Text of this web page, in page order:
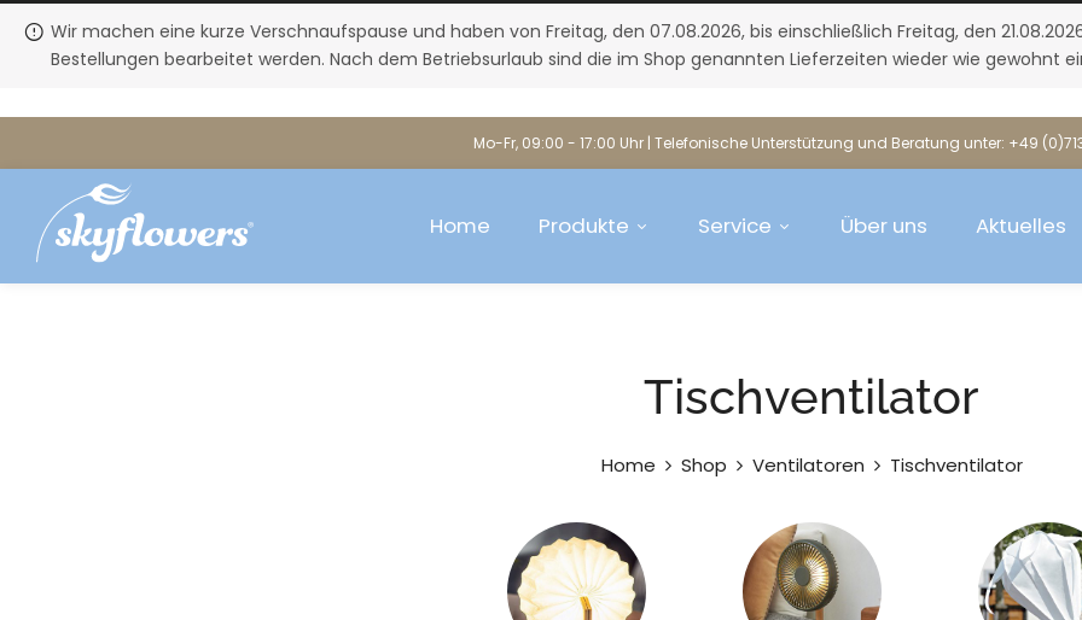
Wir machen eine kurze Verschnaufspause und haben von Freitag, den 07.08.2026, bis einschließlich Freitag, den
Bestellungen bearbeitet werden. Nach dem Betriebsurlaub sind die im Shop genannten Lieferzeiten wieder wie gewohnt
Mo-Fr, 09:00 - 17:00 Uhr | Telefonische Unterstützung und Beratung unter: +49
Home Produkte Service Über uns Aktuelles
Tischventilator
Home Shop Ventilatoren Tischventilator